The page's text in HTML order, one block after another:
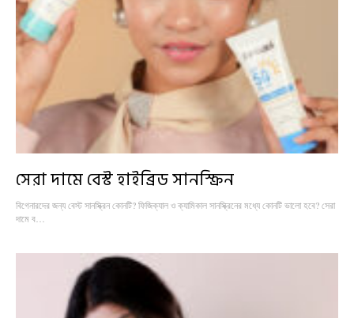
সেরা দামে বেস্ট হাইব্রিড সানস্ক্রিন
বিগেনারদের জন্য বেস্ট সানস্ক্রিন কোনটি? ফিজিক্যাল ও ক্যামিকাল সানস্ক্রিনের মধ্যে কোনটি ভালো হবে? সেরা
দামে ব…